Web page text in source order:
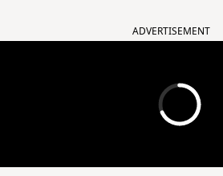
ADVERTISEMENT